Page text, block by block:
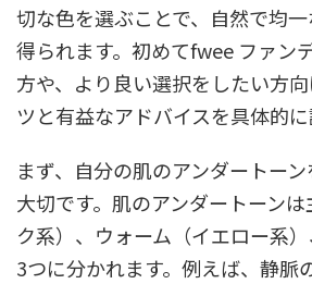
切な色を選ぶことで、自然で均
得られます。初めてfwee ファン
方や、より良い選択をしたい方
ツと有益なアドバイスを具体的に
まず、自分の肌のアンダートー
大切です。肌のアンダートーン
ク系）、ウォーム（イエロー系
3つに分かれます。例えば、静脈